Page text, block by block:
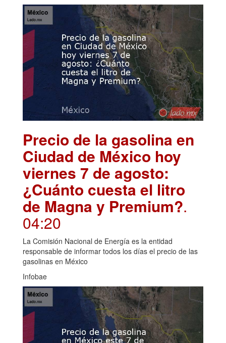
Precio de la gasolina en
Ciudad de México hoy
viernes 7 de agosto:
¿Cuánto cuesta el litro
de Magna y Premium?.
04:20
La Comisión Nacional de Energía es la entidad
responsable de informar todos los días el precio de las
gasolinas en México
Infobae